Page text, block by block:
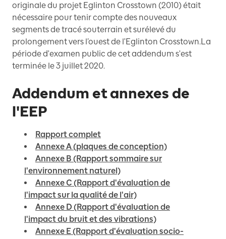
originale du projet Eglinton Crosstown (2010) était
nécessaire pour tenir compte des nouveaux
segments de tracé souterrain et surélevé du
prolongement vers l’ouest de l'Eglinton Crosstown.La
période d'examen public de cet addendum s'est
terminée le 3 juillet 2020.
Addendum et annexes de
l'EEP
Rapport complet
Annexe A (plaques de conception)
Annexe B (Rapport sommaire sur
l'environnement naturel)
Annexe C (Rapport d'évaluation de
l'impact sur la qualité de l'air)
Annexe D (Rapport d'évaluation de
l'impact du bruit et des vibrations)
Annexe E (Rapport d'évaluation socio-